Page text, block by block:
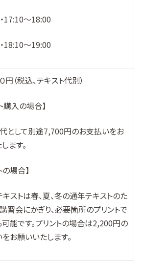
・17:10〜18:00
・18:10〜19:00
０円（税込、テキスト代別）
購入の場合】
として別途7,700円のお支払いをお
ます。
の場合】
ストは春、夏、冬の通年テキストのた
習会にかぎり、必要箇所のプリントで
能です。プリントの場合は2,200円の
お願いいたします。